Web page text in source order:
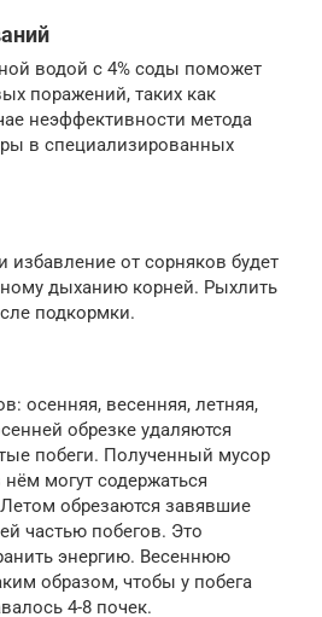
водой с 4% соды поможет
поражений, таких как
неэффективности метода
в специализированных
избавление от сорняков будет
дыханию корней. Рыхлить
подкормки.
осенняя, весенняя, летняя,
обрезке удаляются
побеги. Полученный мусор
могут содержаться
обрезаются завявшие
частью побегов. Это
энергию. Весеннюю
образом, чтобы у побега
4-8 почек.